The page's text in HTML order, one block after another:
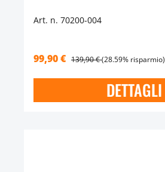
Art. n. 70200-004
99,90 € 139,90 €(28.59% risparmio)
DETTAGLI